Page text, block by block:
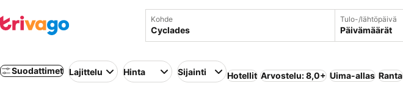
Kohde Tulo-/lähtöpäivä
Päivämäärät
Suodattimet Lajittelu Hinta Sijainti Hotellit Arvostelu: 8,0+ Uima-allas Ranta